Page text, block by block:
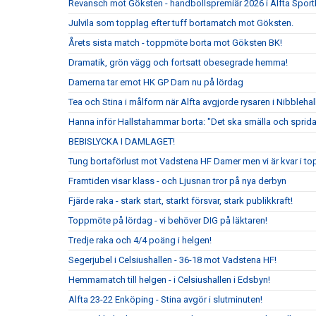
Revansch mot Göksten - handbollspremiär 2026 i Alfta
Julvila som topplag efter tuff bortamatch mot Göksten.
Årets sista match - toppmöte borta mot Göksten BK!
Dramatik, grön vägg och fortsatt obesegrade hemma!
Damerna tar emot HK GP Dam nu på lördag
Tea och Stina i målform när Alfta avgjorde rysaren i
Hanna inför Hallstahammar borta: "Det ska smälla och
BEBISLYCKA I DAMLAGET!
Tung bortaförlust mot Vadstena HF Damer men vi är kvar i
Framtiden visar klass - och Ljusnan tror på nya derbyn
Fjärde raka - stark start, starkt försvar, stark publikkraft!
Toppmöte på lördag - vi behöver DIG på läktaren!
Tredje raka och 4/4 poäng i helgen!
Segerjubel i Celsiushallen - 36-18 mot Vadstena HF!
Hemmamatch till helgen - i Celsiushallen i Edsbyn!
Alfta 23-22 Enköping - Stina avgör i slutminuten!